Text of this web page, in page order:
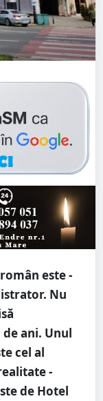
este -
Nu
ani. Unul
cel al
-
de Hotel